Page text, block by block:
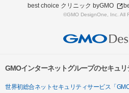
best choice クリニック byGMO
©GMO DesignOne, Inc. All
GMOインターネットグループのセキュ
世界初総合ネットセキュリティサービス「